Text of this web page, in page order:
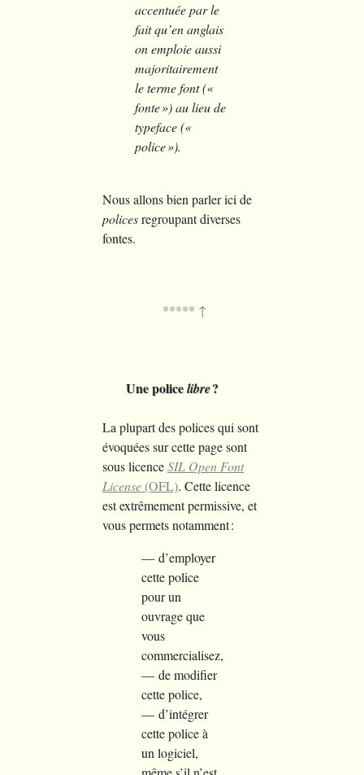
accentuée par le
fait qu’en anglais
on emploie aussi
majoritairement
le terme font («
fonte ») au lieu de
typeface («
police »).
Nous allons bien parler ici de
policesregroupant diverses
fontes.
Une policelibre?
La plupart des polices qui sont
évoquées sur cette page sont
sous licenceSIL Open Font
License (OFL). Cette licence
est extrêmement permissive, et
vous permets notamment :
d’employer
cette police
pour un
ouvrage que
vous
commercialisez,
de modifier
cette police,
d’intégrer
cette police à
un logiciel,